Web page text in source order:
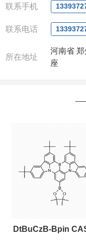
电或者QQ、微
款，如果您在
迎来电咨询相
以下是公司
联系手机
联系电话
所在地址
河南省
座
DtBuCzB-Bpin CAS号：